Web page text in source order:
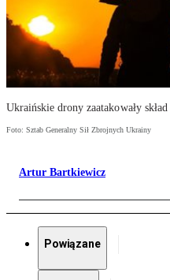
Ukraińskie drony zaatakowały
Foto: Sztab Generalny Sił Zbrojnych Ukrainy
Artur Bartkiewicz
Powiązane